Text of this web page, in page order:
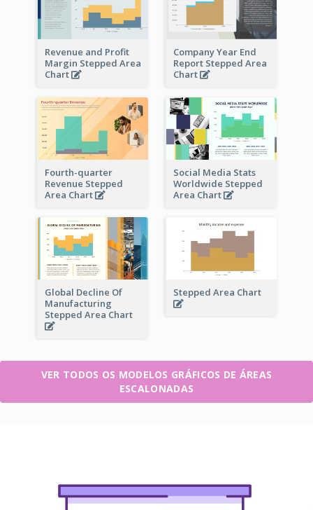
Revenue and Profit
Margin Stepped Area
Chart
Company Year End
Report Stepped Area
Chart
Fourth-quarter
Revenue Stepped
Area Chart
Social Media Stats
Worldwide Stepped
Area Chart
Global Decline Of
Manufacturing
Stepped Area Chart
Stepped Area Chart
VER TODOS OS MODELOS GRÁFICOS DE ÁREAS
ESCALONADAS